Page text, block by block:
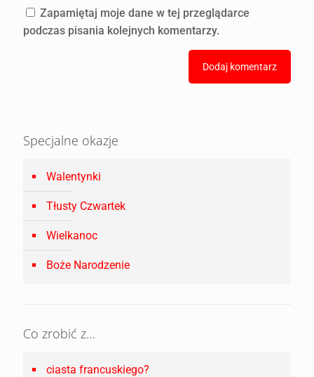
Zapamiętaj moje dane w tej przeglądarce
podczas pisania kolejnych komentarzy.
Specjalne okazje
Walentynki
Tłusty Czwartek
Wielkanoc
Boże Narodzenie
Co zrobić z…
ciasta francuskiego?